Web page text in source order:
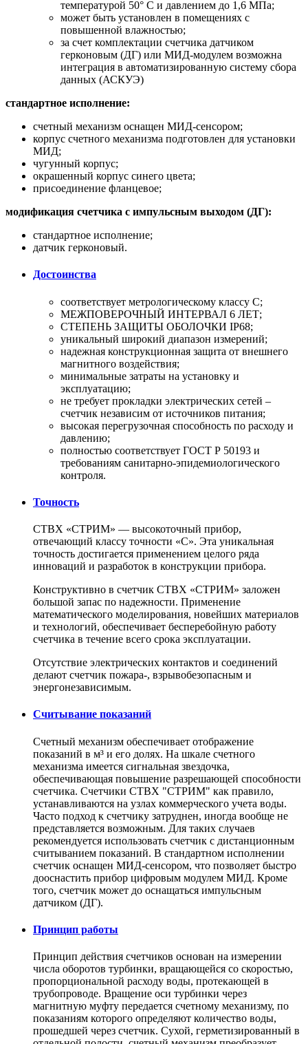
температурой 50° C и давлением до 1,6 МПа;
может быть установлен в помещениях с
повышенной влажностью;
за счет комплектации счетчика датчиком
герконовым (ДГ) или МИД-модулем возможна
интеграция в автоматизированную систему сбора
данных (АСКУЭ)
стандартное исполнение:
счетный механизм оснащен МИД-сенсором;
корпус счетного механизма подготовлен для установки
МИД;
чугунный корпус;
окрашенный корпус синего цвета;
присоединение фланцевое;
модификация счетчика с импульсным выходом (ДГ):
стандартное исполнение;
датчик герконовый.
Достоинства
соответствует метрологическому классу С;
МЕЖПОВЕРОЧНЫЙ ИНТЕРВАЛ 6 ЛЕТ;
СТЕПЕНЬ ЗАЩИТЫ ОБОЛОЧКИ IP68;
уникальный широкий диапазон измерений;
надежная конструкционная защита от внешнего
магнитного воздействия;
минимальные затраты на установку и
эксплуатацию;
не требует прокладки электрических сетей –
счетчик независим от источников питания;
высокая перегрузочная способность по расходу и
давлению;
полностью соответствует ГОСТ Р 50193 и
требованиям санитарно-эпидемиологического
контроля.
Точность
СТВХ «СТРИМ» — высокоточный прибор,
отвечающий классу точности «С». Эта уникальная
точность достигается применением целого ряда
инноваций и разработок в конструкции прибора.
Конструктивно в счетчик СТВХ «СТРИМ» заложен
большой запас по надежности. Применение
математического моделирования, новейших материалов
и технологий, обеспечивает бесперебойную работу
счетчика в течение всего срока эксплуатации.
Отсутствие электрических контактов и соединений
делают счетчик пожара-, взрывобезопасным и
энергонезависимым.
Считывание показаний
Счетный механизм обеспечивает отображение
показаний в м³ и его долях. На шкале счетного
механизма имеется сигнальная звездочка,
обеспечивающая повышение разрешающей способности
счетчика. Счетчики СТВХ "СТРИМ" как правило,
устанавливаются на узлах коммерческого учета воды.
Часто подход к счетчику затруднен, иногда вообще не
представляется возможным. Для таких случаев
рекомендуется использовать счетчик с дистанционным
считыванием показаний. В стандартном исполнении
счетчик оснащен МИД-сенсором, что позволяет быстро
дооснастить прибор цифровым модулем МИД. Кроме
того, счетчик может до оснащаться импульсным
датчиком (ДГ).
Принцип работы
Принцип действия счетчиков основан на измерении
числа оборотов турбинки, вращающейся со скоростью,
пропорциональной расходу воды, протекающей в
трубопроводе. Вращение оси турбинки через
магнитную муфту передается счетному механизму, по
показаниям которого определяют количество воды,
прошедшей через счетчик. Сухой, герметизированный в